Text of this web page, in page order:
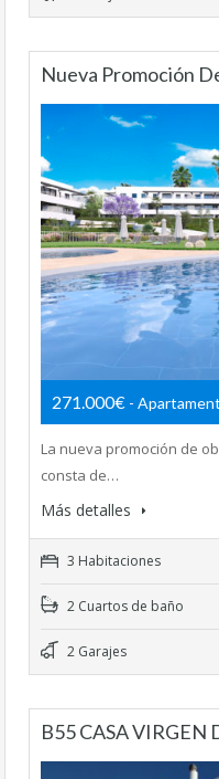
Nueva Promoción
271.000€ -
La nueva promoción de
consta de…
Más detalles
3 Habitaciones
2 Cuartos de baño
2 Garajes
B55 CASA VIRGEN